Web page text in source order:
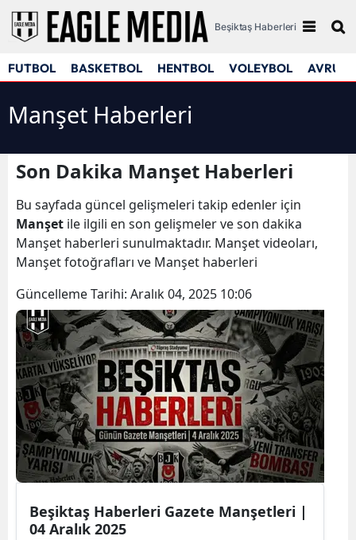
Beşiktaş Haberleri
FUTBOL BASKETBOL HENTBOL VOLEYBOL
Manşet Haberleri
Son Dakika Manşet Haberleri
Bu sayfada güncel gelişmeleri takip edenler için
Manşet ile ilgili en son gelişmeler ve son dakika
Manşet haberleri sunulmaktadır. Manşet videoları,
Manşet fotoğrafları ve Manşet haberleri
Güncelleme Tarihi: Aralık 04, 2025 10:06
Beşiktaş Haberleri Gazete Manşetleri |
04 Aralık 2025